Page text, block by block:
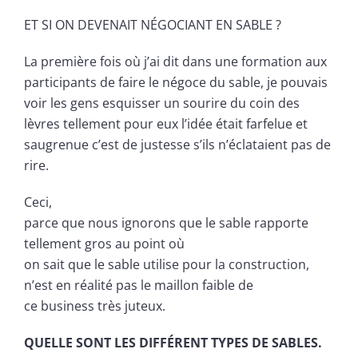
ET SI ON DEVENAIT NÉGOCIANT EN SABLE ?
La première fois où j’ai dit dans une formation aux
participants de faire le négoce du sable, je pouvais
voir les gens esquisser un sourire du coin des
lèvres tellement pour eux l’idée était farfelue et
saugrenue c’est de justesse s’ils n’éclataient pas de
rire.
Ceci,
parce que nous ignorons que le sable rapporte
tellement gros au point où
on sait que le sable utilise pour la construction,
n’est en réalité pas le maillon faible de
ce business très juteux.
QUELLE SONT LES DIFFÉRENT TYPES DE SABLES.